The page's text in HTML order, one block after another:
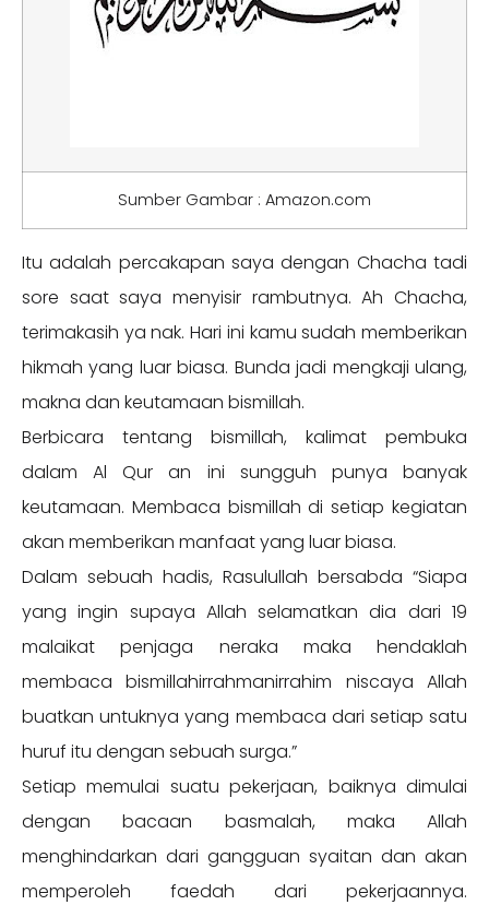
Sumber Gambar : Amazon.com
Itu adalah percakapan saya dengan Chacha tadi
sore saat saya menyisir rambutnya. Ah Chacha,
terimakasih ya nak. Hari ini kamu sudah memberikan
hikmah yang luar biasa. Bunda jadi mengkaji ulang,
makna dan keutamaan bismillah.
Berbicara tentang bismillah, kalimat pembuka
dalam Al Qur an ini sungguh punya banyak
keutamaan. Membaca bismillah di setiap kegiatan
akan memberikan manfaat yang luar biasa.
Dalam sebuah hadis, Rasulullah bersabda “Siapa
yang ingin supaya Allah selamatkan dia dari 19
malaikat penjaga neraka maka hendaklah
membaca bismillahirrahmanirrahim niscaya Allah
buatkan untuknya yang membaca dari setiap satu
huruf itu dengan sebuah surga.”
Setiap memulai suatu pekerjaan, baiknya dimulai
dengan bacaan basmalah, maka Allah
menghindarkan dari gangguan syaitan dan akan
memperoleh faedah dari pekerjaannya.